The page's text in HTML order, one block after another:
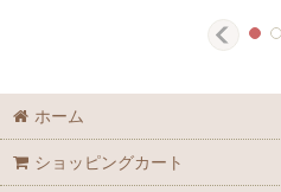
ホーム
ショッピングカート